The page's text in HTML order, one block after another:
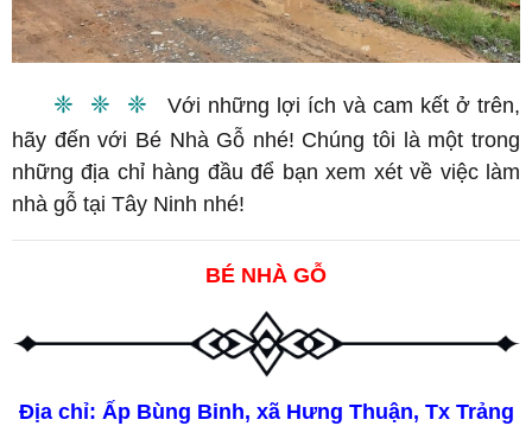
❈ ❈ ❈
Với những lợi ích và cam kết ở trên,
hãy đến với Bé Nhà Gỗ nhé! Chúng tôi là một trong
những địa chỉ hàng đầu để bạn xem xét về việc làm
nhà gỗ tại Tây Ninh nhé!
BÉ NHÀ GỖ
Địa chỉ: Ấp Bùng Binh, xã Hưng Thuận, Tx Trảng